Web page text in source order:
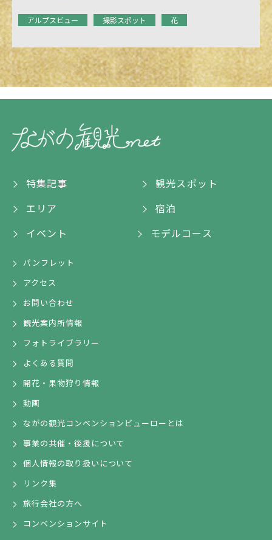
アルプスビュー 撮影スポット 花
特集記事
観光スポット
エリア
宿泊
イベント
モデルコース
パンフレット
アクセス
お問い合わせ
観光案内所情報
フォトライブラリー
よくある質問
開花・果物狩り情報
動画
ながの観光コンベンションビューローとは
事業の共催・後援について
個人情報の取り扱いについて
リンク集
旅行会社の方へ
コンベンションサイト